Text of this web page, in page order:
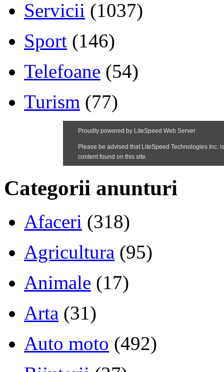
Servicii (1037)
Sport (146)
Telefoane (54)
Turism (77)
Categorii anunturi
Afaceri (318)
Agricultura (95)
Animale (17)
Arta (31)
Auto moto (492)